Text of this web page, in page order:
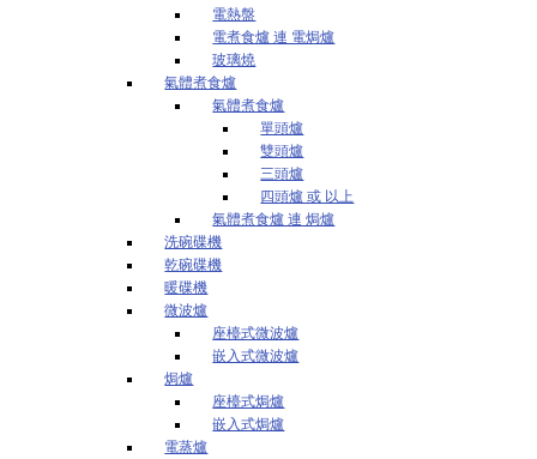
電熱盤
電煮食爐 連 電焗爐
玻璃燒
氣體煮食爐
氣體煮食爐
單頭爐
雙頭爐
三頭爐
四頭爐 或 以上
氣體煮食爐 連 焗爐
洗碗碟機
乾碗碟機
暖碟機
微波爐
座檯式微波爐
嵌入式微波爐
焗爐
座檯式焗爐
嵌入式焗爐
電蒸爐